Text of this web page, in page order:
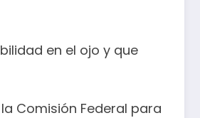
en el ojo y que
Comisión Federal para